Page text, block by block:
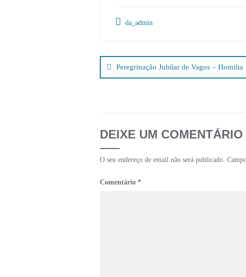
da_admin
dePeregrinação Jubilar de Vagos – Homilia
DEIXE UM COMENTÁRIO
O seu endereço de email não será publicado.
Comentário *